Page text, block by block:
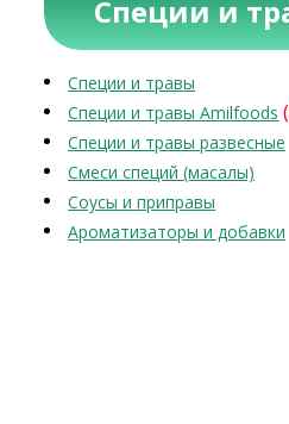
Специи и
Специи и травы
Специи и травы Amilfoods
Специи и травы развесные
Смеси специй (масалы)
Соусы и приправы
Ароматизаторы и добавки